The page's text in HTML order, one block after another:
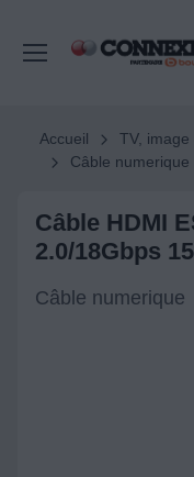
Accueil TV, image
Câble numerique
Câble HDMI
2.0/18Gbps
Câble numerique